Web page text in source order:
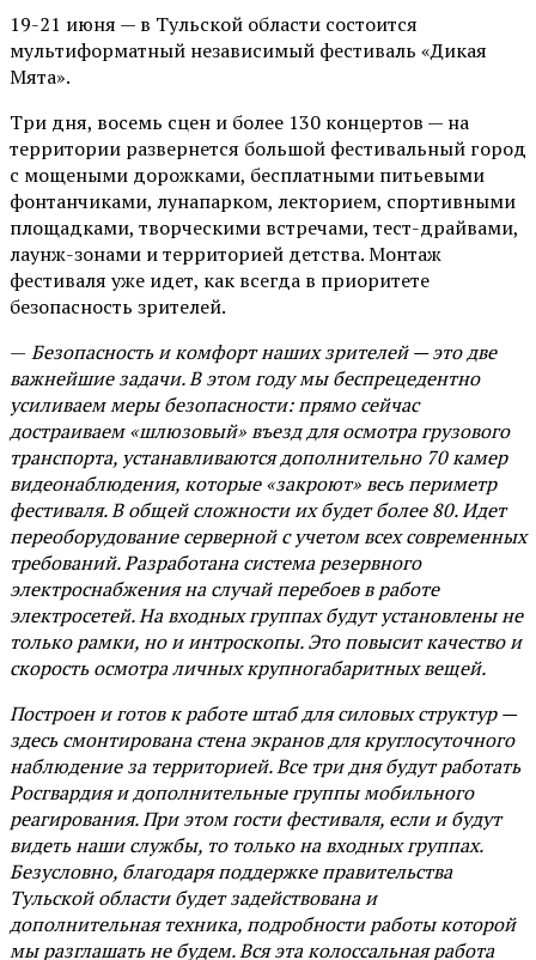
19-21 июня — в Тульской области состоится
мультиформатный независимый фестиваль «Дикая
Мята».
Три дня, восемь сцен и более 130 концертов — на
территории развернется большой фестивальный город
с мощеными дорожками, бесплатными питьевыми
фонтанчиками, лунапарком, лекторием, спортивными
площадками, творческими встречами, тест-драйвами,
лаунж-зонами и территорией детства. Монтаж
фестиваля уже идет, как всегда в приоритете
безопасность зрителей.
— Безопасность и комфорт наших зрителей — это две
важнейшие задачи. В этом году мы беспрецедентно
усиливаем меры безопасности: прямо сейчас
достраиваем «шлюзовый» въезд для осмотра грузового
транспорта, устанавливаются дополнительно 70 камер
видеонаблюдения, которые «закроют» весь периметр
фестиваля. В общей сложности их будет более 80. Идет
переоборудование серверной с учетом всех современных
требований. Разработана система резервного
электроснабжения на случай перебоев в работе
электросетей. На входных группах будут установлены не
только рамки, но и интроскопы. Это повысит качество и
скорость осмотра личных крупногабаритных вещей.
Построен и готов к работе штаб для силовых структур —
здесь смонтирована стена экранов для круглосуточного
наблюдение за территорией. Все три дня будут работать
Росгвардия и дополнительные группы мобильного
реагирования. При этом гости фестиваля, если и будут
видеть наши службы, то только на входных группах.
Безусловно, благодаря поддержке правительства
Тульской области будет задействована и
дополнительная техника, подробности работы которой
мы разглашать не будем. Вся эта колоссальная работа